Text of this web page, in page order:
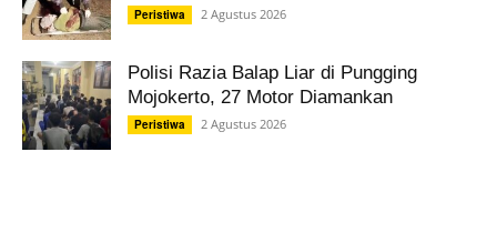
Peristiwa 2 Agustus 2026
Polisi Razia Balap Liar di Pungging
Mojokerto, 27 Motor Diamankan
Peristiwa 2 Agustus 2026